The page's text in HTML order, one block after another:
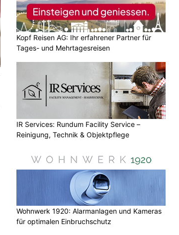
Kopf Reisen AG: Ihr erfahrener Partner für
Tages- und Mehrtagesreisen
IR Services: Rundum Facility Service –
Reinigung, Technik & Objektpflege
Wohnwerk 1920: Alarmanlagen und Kameras
für optimalen Einbruchschutz